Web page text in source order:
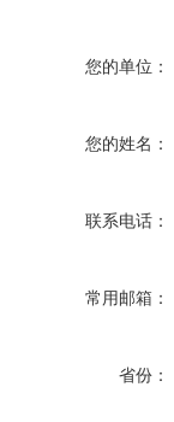
您的单位：
您的姓名：
联系电话：
常用邮箱：
省份：